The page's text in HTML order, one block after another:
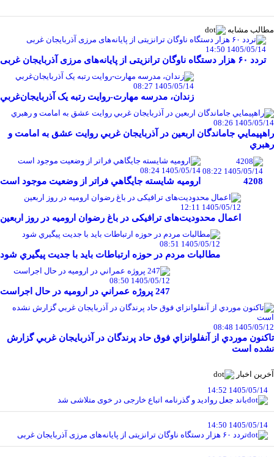
مطالب مشابه
1405/05/14 14:50
تردد ۶۰ هزار دستگاه ناوگان ترانزیتی از پایانه‌های مرزی آذربایجان ‌غربی
1405/05/14 08:27
زندان، مدرسه مهارت-روايت رتبه يک آذربايجان‌غربي
1405/05/14 08:26
راهپيمايي جاماندگان اربعين در آذربايجان غربي روايت عشق به امامت و
رهبري
1405/05/14 08:24
اروميه شايسته جايگاهي فراتر از وضعيت موجود است
1405/05/14 08:22
4208
1405/05/12 12:11
اعمال محدودیت‌های ترافیکی در باغ رضوان ارومیه در روز اربعین
1405/05/12 08:51
مطالبات مردم در حوزه ارتباطات بايد با جديت پيگيري شود
1405/05/12 08:50
247 پروژه عمراني در اروميه در حال اجراست
1405/05/12 08:48
تاکنون موردي از آنفلوانزاي فوق حاد پرندگان در آذربايجان غربي گزارش
نشده است
آخرین اخبار
1405/05/14 14:52
باند جعل روادید و گذرنامه اتباع خارجی در خوی متلاشی شد
1405/05/14 14:50
تردد ۶۰ هزار دستگاه ناوگان ترانزیتی از پایانه‌های مرزی آذربایجان ‌غربی